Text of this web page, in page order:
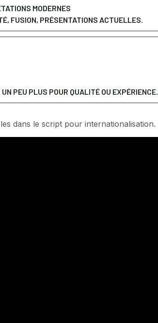
MODERNES
FUSION, PRÉSENTATIONS ACTUELLES.
PEU PLUS POUR QUALITÉ OU EXPÉRIENCE.
dans le script pour internationalisation.